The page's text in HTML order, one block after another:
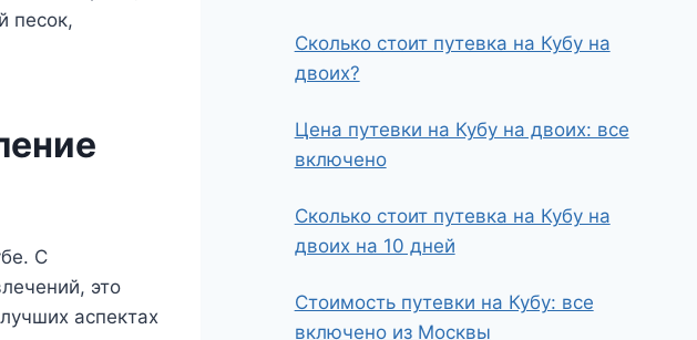
С
это
аспектах
Сколько стоит путевка на Кубу на
двоих?
Цена путевки на Кубу на двоих: все
включено
Сколько стоит путевка на Кубу на
двоих на 10 дней
Стоимость путевки на Кубу: все
включено из Москвы